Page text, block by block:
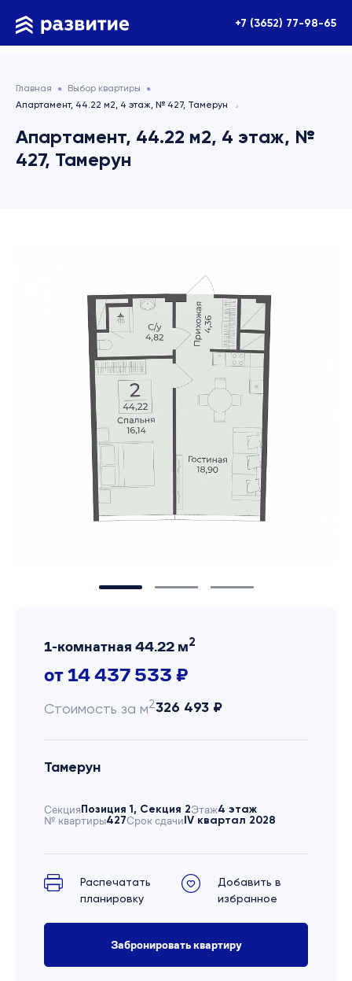
+7 (3652) 77-98-65
Главная
Выбор квартиры
Апартамент, 44.22 м2, 4 этаж, № 427, Тамерун
Апартамент, 44.22 м2, 4 этаж, №
427, Тамерун
1-комнатная 44.22 м2
от 14 437 533 ₽
Стоимость за м2326 493 ₽
Тамерун
СекцияПозиция 1, Секция 2Этаж4 этаж
№ квартиры427Срок сдачиIV квартал 2028
Распечатать
планировку
Добавить в
избранное
Забронировать квартиру